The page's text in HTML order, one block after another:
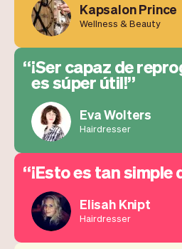
Kapsalon Prince
Wellness & Beauty
¡Ser capaz de
es súper útil!
Eva Wolters
Hairdresser
¡Esto es tan simple
Elisah Knipt
Hairdresser